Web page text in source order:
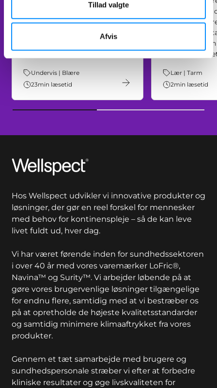
Tillad valgte
Afvis
Helen Greenham, sygeplejerske
fortæller om symptomer fra de
nedre urinveje hos både mænd
Tema:
Undervis | Blære
23min læsetid
patienter. FI
grund af dens
karakter og
der er
Tema:
Lær | Tarm
2min læsetid
Wellspect
Hos Wellspect udvikler vi innovative produkter og
løsninger, der gør en reel forskel for mennesker
med behov for kontinenspleje – så de kan leve
livet fuldt ud, hver dag.
Vi har været førende inden for sundhedssektoren
i over 40 år med vores varemærker LoFric®,
Navina™ og Surity™. Vi arbejder løbende på at
gøre vores brugervenlige løsninger tilgængelige
for endnu flere, samtidig med at vi bestræber os
på at opretholde de højeste kvalitetsstandarder
og samtidig minimere klimaaftrykket fra vores
produkter.
Gennem et tæt samarbejde med brugere og
sundhedspersonale stræber vi efter at forbedre
kliniske resultater og øge livskvaliteten for